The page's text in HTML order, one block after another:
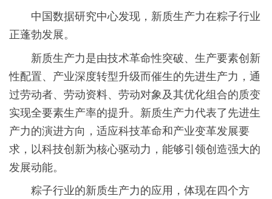
中国数据研究中心发现，新质生产力在粽子行业
正蓬勃发展。
新质生产力是由技术革命性突破、生产要素创新
性配置、产业深度转型升级而催生的先进生产力，通
过劳动者、劳动资料、劳动对象及其优化组合的质变
实现全要素生产率的提升。新质生产力代表了先进生
产力的演进方向，适应科技革命和产业变革发展要
求，以科技创新为核心驱动力，能够引领创造强大的
发展动能。
粽子行业的新质生产力的应用，体现在四个方